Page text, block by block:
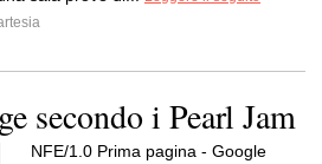
secondo i Pearl Jam
NFE/1.0 Prima pagina - Google